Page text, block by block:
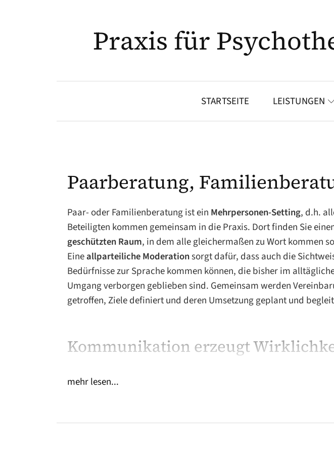
Praxis für
STARTSEITE LEISTUNGEN
Paarberatung,
Paar- oder Familienberatung ist ein Mehrpersonen-Setting, d.h.
Beteiligten kommen gemeinsam in die Praxis. Dort finden Sie
geschützten Raum, in dem alle gleichermaßen zu Wort kommen
Eineallparteiliche Moderationsorgt dafür, dass auch die
Bedürfnisse zur Sprache kommen können, die bisher im
Umgang verborgen geblieben sind. Gemeinsam werden
getroffen, Ziele definiert und deren Umsetzung geplant und
Kommunikation erzeugt
– etwa durch Handlungen, Gesten oder Laute, die zum Teil nicht
mehr lesen...